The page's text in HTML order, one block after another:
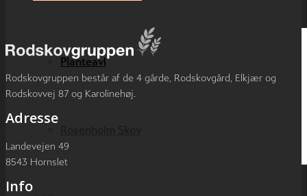
Planteavl
Rodskovgruppen består af de 4 gårde, Rodskovgård, Elkjær og
Rodskovvej 87 og Karolinehøj.
Adresse
Landevejen 49
8543 Hornslet
Info